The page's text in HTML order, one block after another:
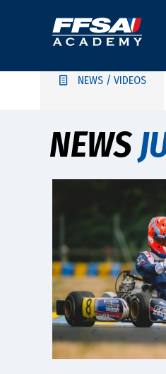
NEWS / VIDEOS
NEWS